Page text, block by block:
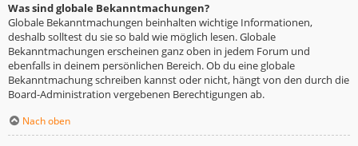
Was sind globale Bekanntmachungen?
Globale Bekanntmachungen beinhalten wichtige Informationen,
deshalb solltest du sie so bald wie möglich lesen. Globale
Bekanntmachungen erscheinen ganz oben in jedem Forum und
ebenfalls in deinem persönlichen Bereich. Ob du eine globale
Bekanntmachung schreiben kannst oder nicht, hängt von den durch die
Board-Administration vergebenen Berechtigungen ab.
Nach oben